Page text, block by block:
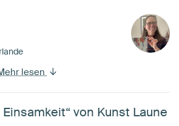
lesen
von Kunst Laune